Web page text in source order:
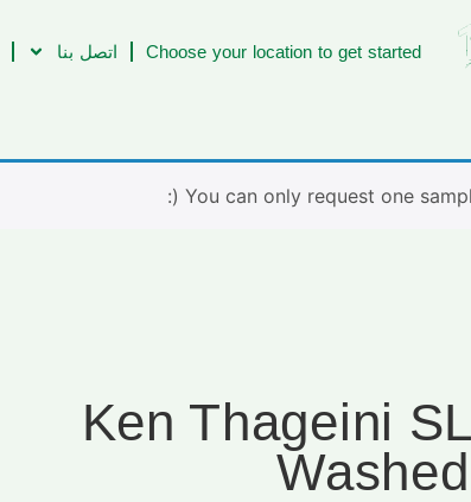
Choose your location to get started اتصل بنا
You can only request one
Ken Thageini